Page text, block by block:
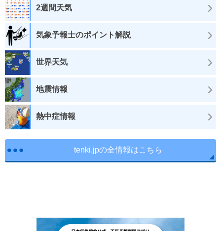
2週間天気
気象予報士のポイント解説
世界天気
地震情報
熱中症情報
tenki.jpの全情報はこちら